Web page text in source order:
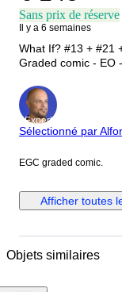
Sans prix de réserve
Il y a 6 semaines
What If? #13 + #21
Graded comic - EO
Expert
Sélectionné par
EGC graded comic.
Afficher toutes
Objets similaires